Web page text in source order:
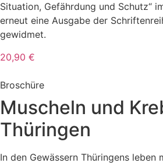
Situation, Gefährdung und Schutz“
erneut eine Ausgabe der
gewidmet.
20,90 €
Broschüre
Muscheln und
Thüringen
In den Gewässern Thüringens leben